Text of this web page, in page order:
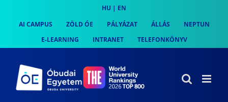
content
HU | EN
AI CAMPUS
ZÖLD ÓE PÁLYÁZAT ÁLLÁS
NEPTUN
E-LEARNING
INTRANET TELEFONKÖNYV